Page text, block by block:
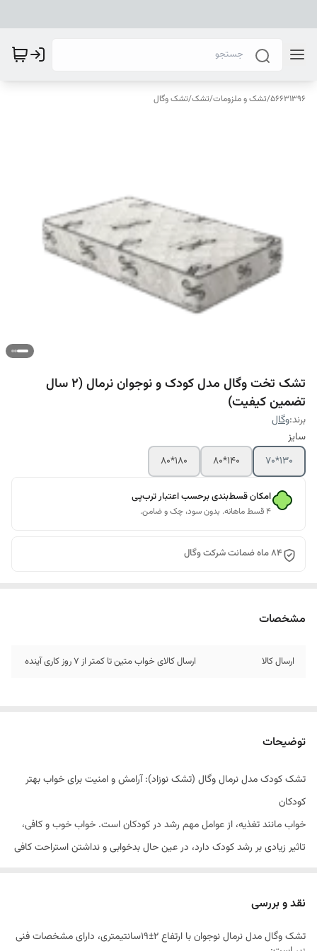
56631396
/تشک و ملزومات/تشک/تشک وگال
تشک تخت وگال مدل کودک و نوجوان نرمال (2 سال
تضمین کیفیت)
برند:وگال
سایز
130*70
140*80
180*80
امکان قسط‌بندی برحسب اعتبار ترب‌پی
۴ قسط ماهانه. بدون سود، چک و ضامن.
84 ماه ضمانت شرکت وگال
مشخصات
ارسال کالا ارسال کالای خواب متین تا کمتر از 7 روز کاری آینده
توضیحات
تشک کودک مدل نرمال وگال (تشک نوزاد): آرامش و امنیت برای خواب بهتر
کودکان
خواب مانند تغذیه، از عوامل مهم رشد در کودکان است. خواب خوب و کافی،
تاثیر زیادی بر رشد کودک دارد، در عین حال بدخوابی و نداشتن استراحت کافی
بستر خواب نامناسب است. تشک کودک مدل نرمال وگال در راستای حفظ
نقد و بررسی
تشک وگال مدل نرمال نوجوان با ارتفاع 2±19سانتیمتری، دارای مشخصات فنی